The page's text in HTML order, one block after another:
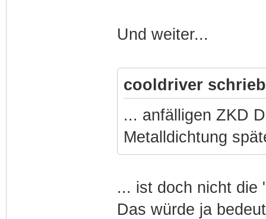
Und weiter...
cooldriver
... anfälligen ZKD
Metalldichtung
... ist doch nicht die
Das würde ja